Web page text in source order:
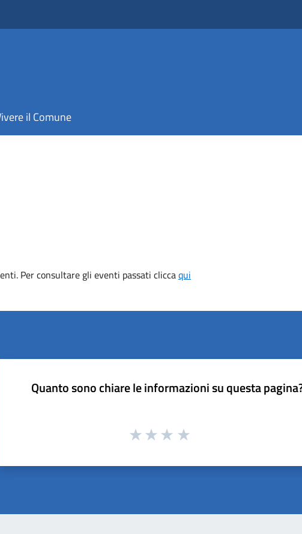
il Comune
Per consultare gli eventi passati cliccaqui
Quanto sono chiare le informazioni su questa